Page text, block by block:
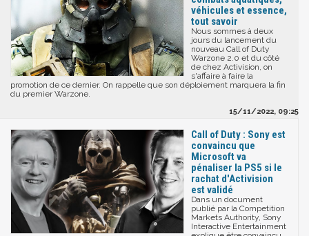
véhicules et essence,
tout savoir
Nous sommes à deux
jours du lancement du
nouveau Call of Duty
Warzone 2.0 et du côté
de chez Activision, on
s'affaire à faire la
promotion de ce dernier. On rappelle que son déploiement marquera la fin
du premier Warzone.
15/11/2022, 09:25
Call of Duty : Sony est
convaincu que
Microsoft va
pénaliser la PS5 si le
rachat d'Activision
est validé
Dans un document
publié par la Competition
Markets Authority, Sony
Interactive Entertainment